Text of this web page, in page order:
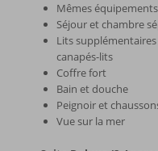
Mêmes
Séjour et chambre
Lits
canapés-lits
Coffre fort
Bain et douche
Peignoir et
Vue sur la mer